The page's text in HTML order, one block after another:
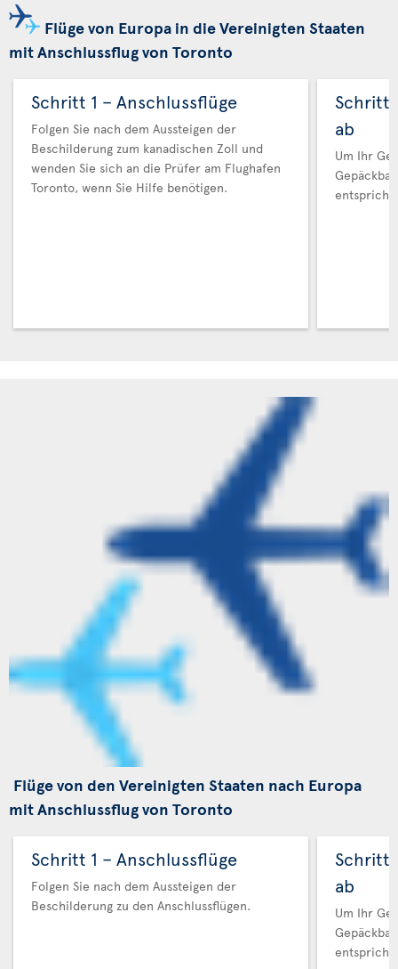
Flüge von Europa in die Vereinigten Staaten
mit Anschlussflug von Toronto
Schritt 1 – Anschlussflüge
Folgen Sie nach dem Aussteigen der
Beschilderung zum kanadischen Zoll und
wenden Sie sich an die Prüfer am Flughafen
Toronto, wenn Sie Hilfe benötigen.
Schritt
ab
Um Ihr
entspricht.
Flüge von den Vereinigten Staaten nach Europa
mit Anschlussflug von Toronto
Schritt 1 – Anschlussflüge
Folgen Sie nach dem Aussteigen der
Beschilderung zu den Anschlussflügen.
Schritt
ab
Um Ihr
entspricht.